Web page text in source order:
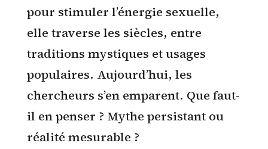
pour stimuler l’énergie sexuelle,
elle traverse les siècles, entre
traditions mystiques et usages
populaires. Aujourd’hui, les
chercheurs s’en emparent. Que faut-
il en penser ? Mythe persistant ou
réalité mesurable ?